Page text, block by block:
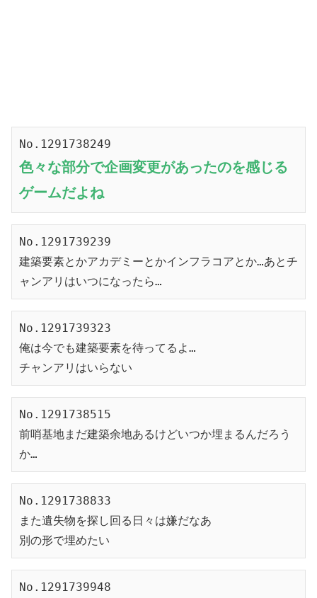
No.1291738249
色々な部分で企画変更があったのを感じる
ゲームだよね
No.1291739239
建築要素とかアカデミーとかインフラコアとか…あとチ
ャンアリはいつになったら…
No.1291739323
俺は今でも建築要素を待ってるよ…
チャンアリはいらない
No.1291738515
前哨基地まだ建築余地あるけどいつか埋まるんだろう
か…
No.1291738833
また遺失物を探し回る日々は嫌だなあ
別の形で埋めたい
No.1291739948